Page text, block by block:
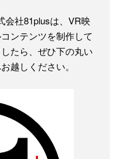
会社81plusは、VR映
ンテンツを制作して
たら、ぜひ下の丸い
越しください。